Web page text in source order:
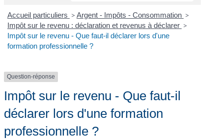
Accueil particuliers > Argent - Impôts - Consommation >
Impôt sur le revenu : déclaration et revenus à déclarer >
Impôt sur le revenu - Que faut-il déclarer lors d'une
formation professionnelle ?
Question-réponse
Impôt sur le revenu - Que faut-il
déclarer lors d'une formation
professionnelle ?